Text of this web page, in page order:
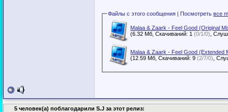
Файлы с этого сообщения | Посмотретьвсе
Malaa & Zaark - Feel Good (Original
(6.32 Мб, Скачиваний: 1(0/1/0)
Malaa & Zaark - Feel Good (Extended
(12.59 Мб, Скачиваний: 9(2/7/0)
5 человек(а) поблагодарили S.J за этот релиз: